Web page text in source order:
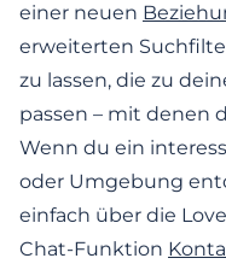
einer neuen
erweiterten
zu lassen, die zu
passen – mit denen
Wenn du ein
oder Umgebung
einfach über die
Chat-Funktion